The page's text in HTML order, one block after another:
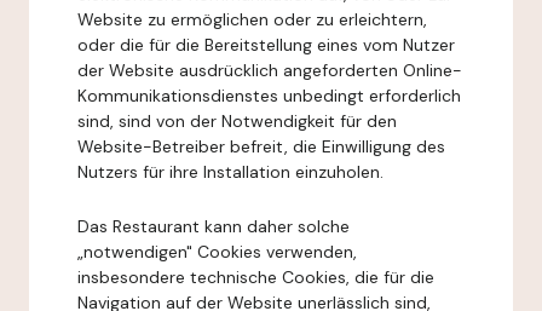
Website zu ermöglichen oder zu erleichtern,
oder die für die Bereitstellung eines vom Nutzer
der Website ausdrücklich angeforderten Online-
Kommunikationsdienstes unbedingt erforderlich
sind, sind von der Notwendigkeit für den
Website-Betreiber befreit, die Einwilligung des
Nutzers für ihre Installation einzuholen.
Das Restaurant kann daher solche
„notwendigen" Cookies verwenden,
insbesondere technische Cookies, die für die
Navigation auf der Website unerlässlich sind,